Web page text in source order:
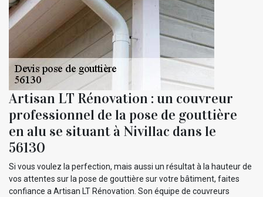
Artisan LT Rénovation : un couvreur
professionnel de la pose de gouttière
en alu se situant à Nivillac dans le
56130
Si vous voulez la perfection, mais aussi un résultat à la hauteur de
vos attentes sur la pose de gouttière sur votre bâtiment, faites
confiance a Artisan LT Rénovation. Son équipe de couvreurs